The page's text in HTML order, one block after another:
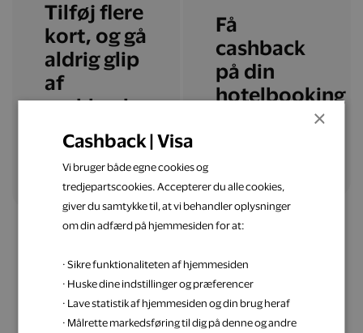
Tilføj flere
kort, og gå
aldrig glip
af
cashback
Tilføj flere kort
Få
cashback
på din
hotelbooking
Få inspiration til din
×
Cashback | Visa
Vi bruger både egne cookies og
tredjepartscookies. Accepterer du alle cookies,
giver du samtykke til, at vi behandler oplysninger
om din adfærd på hjemmesiden for at:
· Sikre funktionaliteten af hjemmesiden
· Huske dine indstillinger og præferencer
· Lave statistik af hjemmesiden og din brug heraf
· Målrette markedsføring til dig på denne og andre